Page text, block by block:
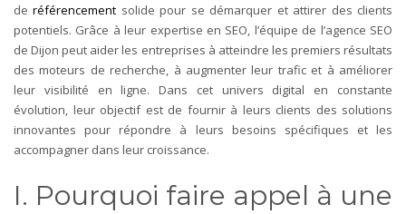
deréférencement solide pour se démarquer et attirer des clients
potentiels. Grâce à leur expertise en SEO, l’équipe de l’agence SEO
de Dijon peut aider les entreprises à atteindre les premiers résultats
des moteurs de recherche, à augmenter leur trafic et à améliorer
leur visibilité en ligne. Dans cet univers digital en constante
évolution, leur objectif est de fournir à leurs clients des solutions
innovantes pour répondre à leurs besoins spécifiques et les
accompagner dans leur croissance.
I. Pourquoi faire appel à une